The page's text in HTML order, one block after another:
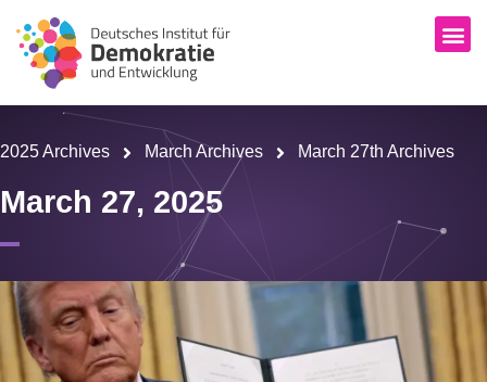
2025 Archives March Archives March 27th Archives
March 27, 2025